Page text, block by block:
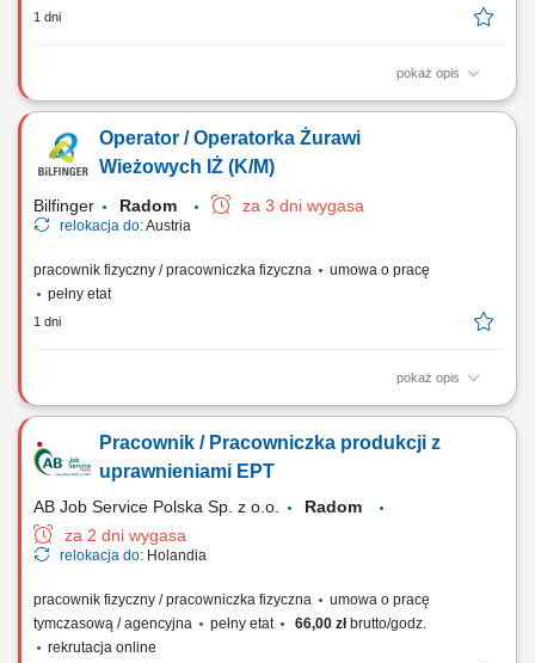
1 dni
pokaż opis
Zadania Bezpieczne i efektywne sterowanie żurawiem typu IŻ podczas
poziomego materiałów na podstawie harmonogramu budowy;
Monitorowanie parametrów operacyjnych oraz nadzór nad sprawnością
Operator / Operatorka Żurawi
Wieżowych IŻ (K/M)
Bilfinger Radom za 3 dni wygasa
relokacja do:Austria
pracownik fizyczny / pracowniczka fizyczna
umowa o pracę
pełny etat
1 dni
pokaż opis
Zadania Bezpieczne i efektywne sterowanie żurawiem typu IŻ podczas
poziomego materiałów na podstawie harmonogramu budowy;
Monitorowanie parametrów operacyjnych oraz nadzór nad sprawnością
Pracownik / Pracowniczka produkcji z
uprawnieniami EPT
AB Job Service Polska Sp. z o.o.
Radom
za 2 dni wygasa
relokacja do: Holandia
pracownik fizyczny / pracowniczka fizyczna
umowa o pracę
tymczasową / agencyjna
pełny etat 66,00 złbrutto/godz.
rekrutacja online